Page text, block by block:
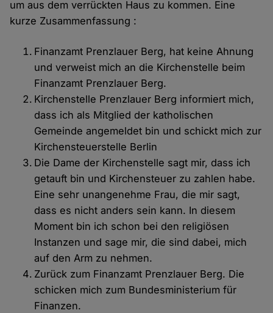
um aus dem verrückten Haus zu kommen. Eine
kurze Zusammenfassung :
Finanzamt Prenzlauer Berg, hat keine Ahnung
und verweist mich an die Kirchenstelle beim
Finanzamt Prenzlauer Berg.
Kirchenstelle Prenzlauer Berg informiert mich,
dass ich als Mitglied der katholischen
Gemeinde angemeldet bin und schickt mich zur
Kirchensteuerstelle Berlin
Die Dame der Kirchenstelle sagt mir, dass ich
getauft bin und Kirchensteuer zu zahlen habe.
Eine sehr unangenehme Frau, die mir sagt,
dass es nicht anders sein kann. In diesem
Moment bin ich schon bei den religiösen
Instanzen und sage mir, die sind dabei, mich
auf den Arm zu nehmen.
Zurück zum Finanzamt Prenzlauer Berg. Die
schicken mich zum Bundesministerium für
Finanzen.